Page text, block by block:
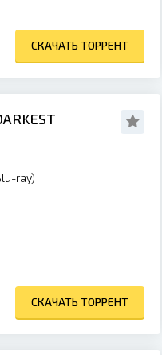
СКАЧАТЬ ТОРРЕНТ
ray)
СКАЧАТЬ ТОРРЕНТ